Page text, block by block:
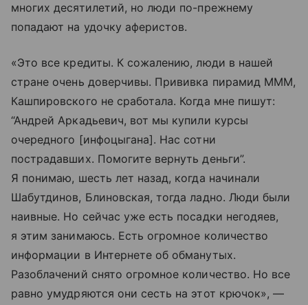
многих десятилетий, но люди по-прежнему
попадают на удочку аферистов.
«Это все кредиты. К сожалению, люди в нашей
стране очень доверчивы. Прививка пирамид МММ,
Кашпировского не сработала. Когда мне пишут:
“Андрей Аркадьевич, вот мы купили курсы
очередного [инфоцыгана]. Нас сотни
пострадавших. Помогите вернуть деньги”.
Я понимаю, шесть лет назад, когда начинали
Шабутдинов, Блиновская, тогда ладно. Люди были
наивные. Но сейчас уже есть посадки негодяев,
я этим занимаюсь. Есть огромное количество
информации в Интернете об обманутых.
Разоблачений снято огромное количество. Но все
равно умудряются они сесть на этот крючок», —